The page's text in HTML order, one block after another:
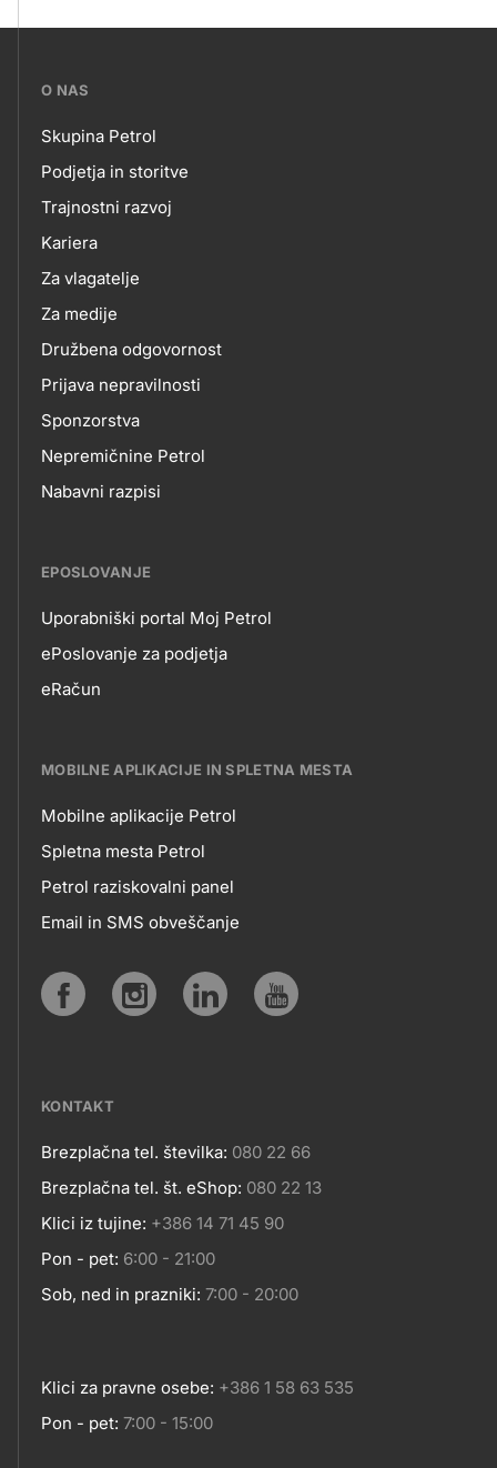
???
skupno.footer-
title???
O NAS
O
NAS
Skupina Petrol
Podjetja in storitve
Trajnostni razvoj
Kariera
Za vlagatelje
Za medije
Družbena odgovornost
Prijava nepravilnosti
Sponzorstva
Nepremičnine Petrol
Nabavni razpisi
EPOSLOVANJE
EPOSLOVANJE
Uporabniški portal Moj Petrol
ePoslovanje za podjetja
eRačun
MOBILNE APLIKACIJE IN SPLETNA MESTA
MOBILNE
APLIKACIJE
SPLETNA
Mobilne aplikacije Petrol
Spletna mesta Petrol
Petrol raziskovalni panel
Email in SMS obveščanje
KONTAKT
Kontakt
Brezplačna tel. številka: 080 22 66
Brezplačna tel. št. eShop: 080 22 13
Klici iz tujine: +386 14 71 45 90
Pon - pet: 6:00 - 21:00
Sob, ned in prazniki: 7:00 - 20:00
Klici za pravne osebe: +386 1 58 63 535
Pon - pet: 7:00 - 15:00